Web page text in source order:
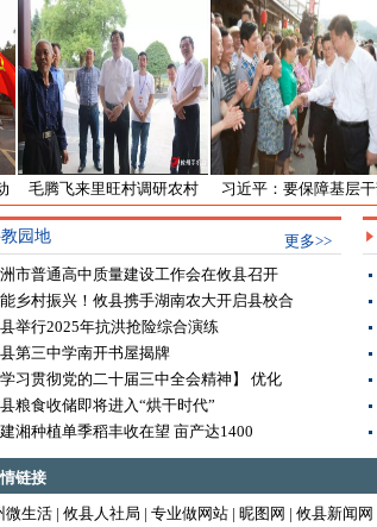
毛腾飞来里旺村调研农村
人居环境整治工作
习近平：要保障基层干部
的合理待遇
园地
更多>>
市普通高中质量建设工作会在攸县召开
乡村振兴！攸县携手湖南农大开启县校合
举行2025年抗洪抢险综合演练
第三中学南开书屋揭牌
学习贯彻党的二十届三中全会精神】 优化
粮食收储即将进入“烘干时代”
湘种植单季稻丰收在望 亩产达1400
链接
微生活 | 攸县人社局 | 专业做网站 | 昵图网 | 攸县新闻网